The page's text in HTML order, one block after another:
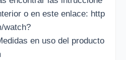
o en este enlace: http
watch?
en uso del producto